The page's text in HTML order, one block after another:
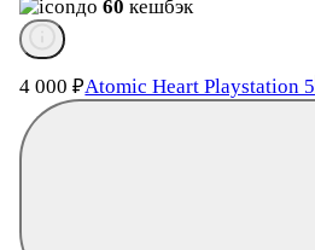
до60 кешбэк
4 000₽Atomic Heart Playstation 5